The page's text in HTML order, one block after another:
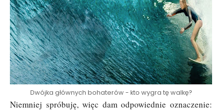
Dwójka głównych bohaterów - kto wygra tę walkę?
Niemniej spróbuję, więc dam odpowiednie oznaczenie: